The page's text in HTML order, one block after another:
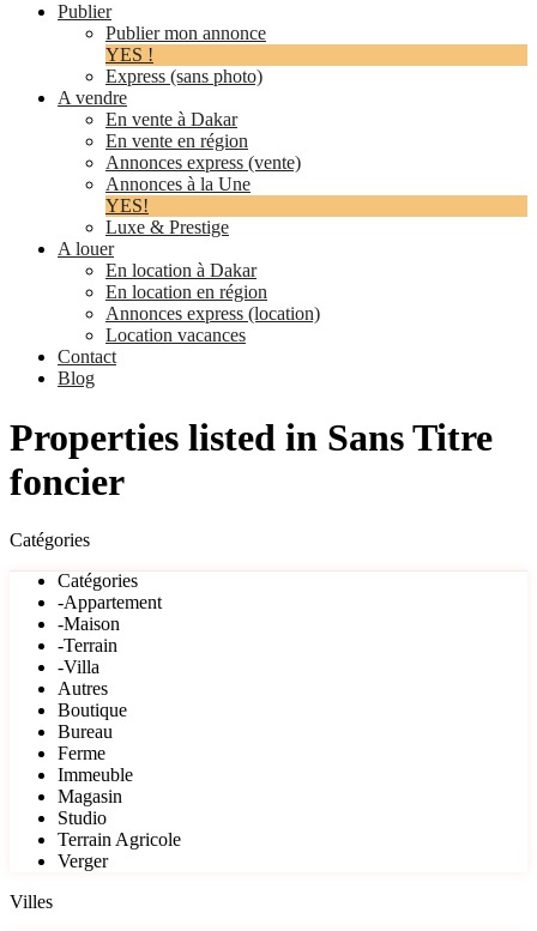
Publier
Publier mon annonce
YES !
Express (sans photo)
A vendre
En vente à Dakar
En vente en région
Annonces express (vente)
Annonces à la Une
YES!
Luxe & Prestige
A louer
En location à Dakar
En location en région
Annonces express (location)
Location vacances
Contact
Blog
Properties listed in Sans Titre
foncier
Catégories
Catégories
-Appartement
-Maison
-Terrain
-Villa
Autres
Boutique
Bureau
Ferme
Immeuble
Magasin
Studio
Terrain Agricole
Verger
Villes